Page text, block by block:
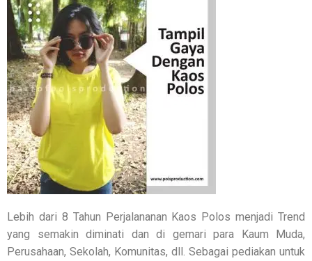
Lebih dari 8 Tahun Perjalananan Kaos Polos menjadi Trend
yang semakin diminati dan di gemari para Kaum Muda,
Perusahaan, Sekolah, Komunitas, dll. Sebagai pediakan untuk